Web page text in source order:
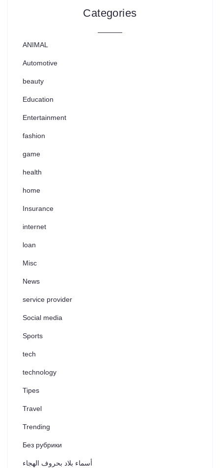
Categories
ANIMAL
Automotive
beauty
Education
Entertainment
fashion
game
health
home
Insurance
internet
loan
Misc
News
service provider
Social media
Sports
tech
technology
Tipes
Travel
Trending
Без рубрики
أسماء بلاد بحروف الهجاء